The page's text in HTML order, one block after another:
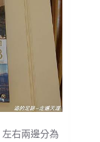
右兩邊分為